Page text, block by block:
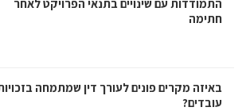
התמודדות עם שינויים בתנאי הפרויקט לאחר
חתימה
באיזה מקרים פונים לעורך דין שמתמחה
עובדים?